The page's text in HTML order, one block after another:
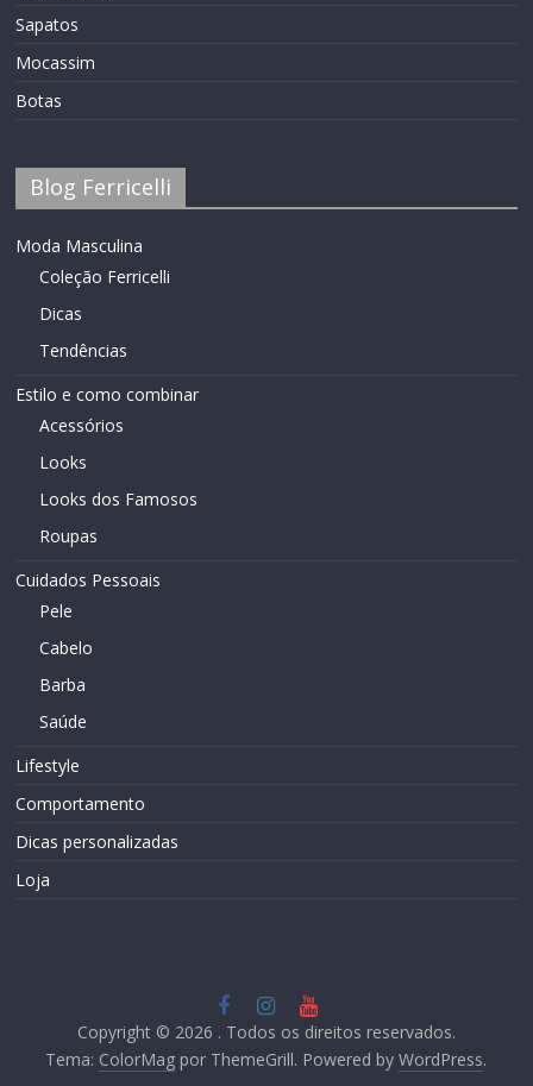
Sapatos
Mocassim
Botas
Blog Ferricelli
Moda Masculina
Coleção Ferricelli
Dicas
Tendências
Estilo e como combinar
Acessórios
Looks
Looks dos Famosos
Roupas
Cuidados Pessoais
Pele
Cabelo
Barba
Saúde
Lifestyle
Comportamento
Dicas personalizadas
Loja
Copyright © 2026 . Todos os direitos reservados.
Tema: ColorMag por ThemeGrill. Powered byWordPress.